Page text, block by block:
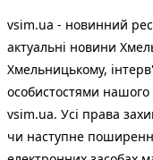
vsim.ua - новинний
актуальні новини
Хмельницькому,
особистостями
vsim.ua. Усі права
чи наступне